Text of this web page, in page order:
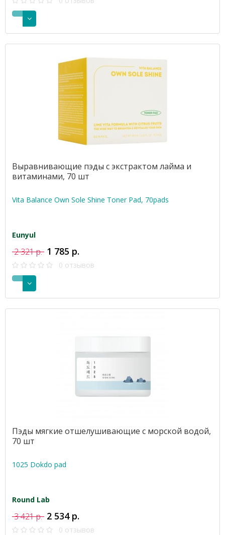
Выравнивающие пэды с экстрактом лайма и
витаминами, 70 шт
Vita Balance Own Sole Shine Toner Pad, 70pads
Eunyul
2 321 р. 1 785 р.
0 отзывов
Пэды мягкие отшелушивающие с морской водой,
70 шт
1025 Dokdo pad
Round Lab
3 421 р. 2 534 р.
0 отзывов